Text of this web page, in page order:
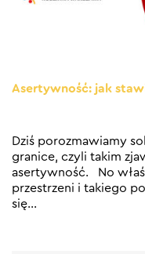
Asertywność: jak
Dziś porozmawiamy
granice, czyli takim
asertywność. No
przestrzeni i takiego
się…